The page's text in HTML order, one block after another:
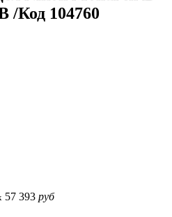
/Код 104760
57 393 руб